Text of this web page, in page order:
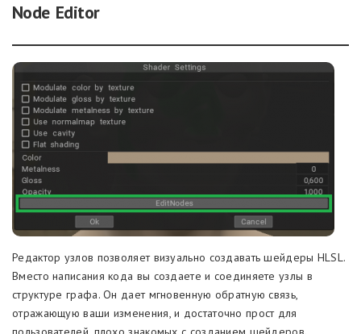
Node Editor
Редактор узлов позволяет визуально создавать шейдеры HLSL.
Вместо написания кода вы создаете и соединяете узлы в
структуре графа. Он дает мгновенную обратную связь,
отражающую ваши изменения, и достаточно прост для